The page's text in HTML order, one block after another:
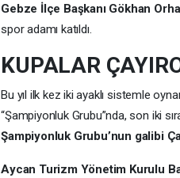
Gebze İlçe Başkanı Gökhan
spor adamı katıldı.
KUPALAR
Bu yıl ilk kez iki ayaklı sistemle
“Şampiyonluk Grubu”nda, son iki
Şampiyonluk Grubu’nun galibi
Aycan Turizm Yönetim Kurulu